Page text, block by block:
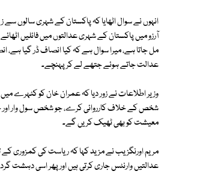
انہوں نے سوال اٹھایا کہ پاکستان کے شہری سالوں سے
آرزو میں پاکستان کے شہری عدالتوں میں فائلیں
مل جاتا ہے، میرا سوال ہے کہ کیا انصاف ڈر گیا
عدالت جاتے ہوئے جتھے لے کر پہنچے۔
وزیر اطلاعات نے زور دیا کہ عمران خان کو کٹہرے
شخص کے خلاف کارروائی کرے، جو شخص سول وار اور
معیشت کو بھی ٹھیک کریں گے۔
مریم اورنگزیب نے مزید کہا کہ ریاست کی کمزوری کے
عدالتیں وارنٹس جاری کرتی ہیں اور پھر اسی دہشت